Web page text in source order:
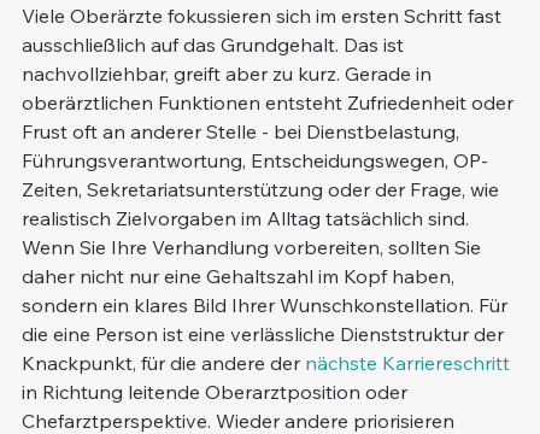
Viele Oberärzte fokussieren sich im ersten Schritt fast
ausschließlich auf das Grundgehalt. Das ist
nachvollziehbar, greift aber zu kurz. Gerade in
oberärztlichen Funktionen entsteht Zufriedenheit oder
Frust oft an anderer Stelle - bei Dienstbelastung,
Führungsverantwortung, Entscheidungswegen, OP-
Zeiten, Sekretariatsunterstützung oder der Frage, wie
realistisch Zielvorgaben im Alltag tatsächlich sind.
Wenn Sie Ihre Verhandlung vorbereiten, sollten Sie
daher nicht nur eine Gehaltszahl im Kopf haben,
sondern ein klares Bild Ihrer Wunschkonstellation. Für
die eine Person ist eine verlässliche Dienststruktur der
Knackpunkt, für die andere der nächste Karriereschritt
in Richtung leitende Oberarztposition oder
Chefarztperspektive. Wieder andere priorisieren